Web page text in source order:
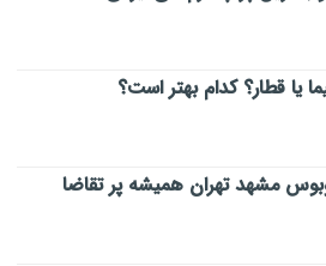
یا قطار؟ کدام بهتر است؟
مشهد تهران همیشه پر تقاضا